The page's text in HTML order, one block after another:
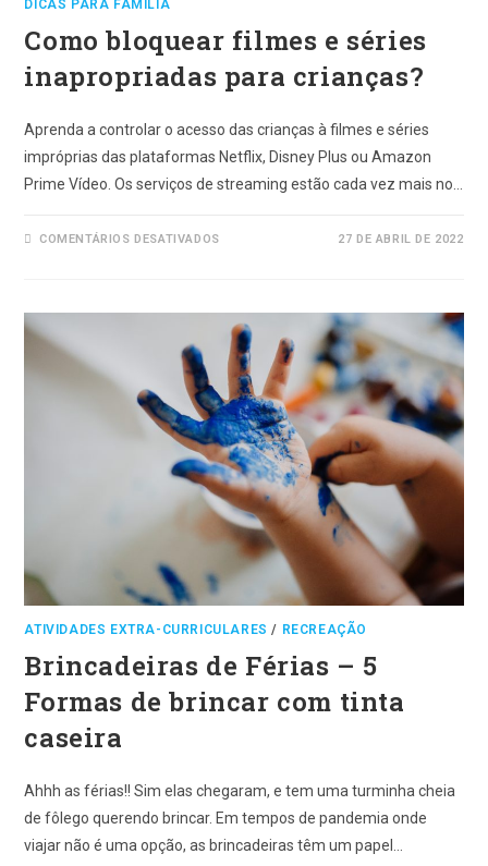
DICAS PARA FAMÍLIA
Como bloquear filmes e séries
inapropriadas para crianças?
Aprenda a controlar o acesso das crianças à filmes e séries
impróprias das plataformas Netflix, Disney Plus ou Amazon
Prime Vídeo. Os serviços de streaming estão cada vez mais no…
COMENTÁRIOS DESATIVADOSEM
INAPROPRIADAS
PARA
CRIANÇAS?
27 DE ABRIL DE 2022
ATIVIDADES EXTRA-CURRICULARES / RECREAÇÃO
Brincadeiras de Férias – 5
Formas de brincar com tinta
caseira
Ahhh as férias!! Sim elas chegaram, e tem uma turminha cheia
de fôlego querendo brincar. Em tempos de pandemia onde
viajar não é uma opção, as brincadeiras têm um papel…